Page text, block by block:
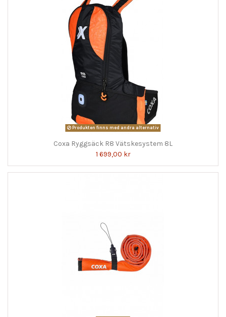
Produkten finns med andra alternativ
Coxa Ryggsäck R8 Vätskesystem 8L
1 699,00 kr